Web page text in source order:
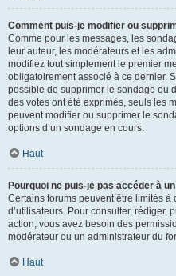
Comment puis-je modifier ou
Comme pour les messages, les
leur auteur, les modérateurs et les
modifiez tout simplement le premier
obligatoirement associé à ce dernier.
possible de supprimer le sondage ou
des votes ont été exprimés, seuls les
peuvent modifier ou supprimer le
options d’un sondage en cours.
Haut
Pourquoi ne puis-je pas accéder à
Certains forums peuvent être limités
d’utilisateurs. Pour consulter, rédiger,
action, vous avez besoin des
modérateur ou un administrateur du
Haut